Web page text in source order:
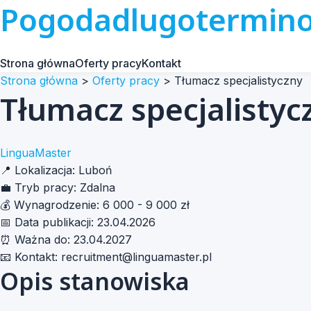
Strona głównaOferty pracyKontakt
Strona główna > Oferty pracy > Tłumacz specjalistyczny
Tłumacz
LinguaMaster
📍 Lokalizacja: Luboń
💼 Tryb pracy: Zdalna
💰 Wynagrodzenie: 6 000 - 9 000 zł
📅 Data publikacji: 23.04.2026
⏰ Ważna do: 23.04.2027
📧 Kontakt: recruitment@linguamaster.pl
Opis stanowiska